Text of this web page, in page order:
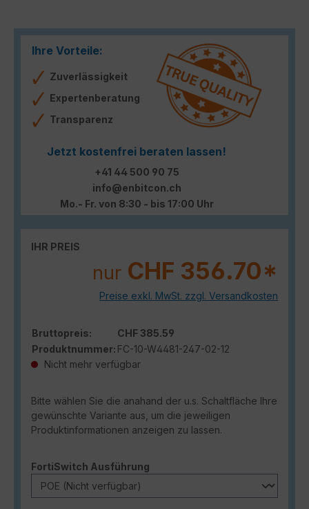
Ihre Vorteile:
Zuverlässigkeit
Expertenberatung
Transparenz
Jetzt kostenfrei beraten lassen!
+41 44 500 90 75
info@enbitcon.ch
Mo.- Fr. von 8:30 - bis 17:00 Uhr
IHR PREIS
nur CHF 356.70*
Preise exkl. MwSt. zzgl. Versandkosten
Bruttopreis:
CHF 385.59
Produktnummer: FC-10-W4481-247-02-12
Nicht mehr verfügbar
Bitte wählen Sie die anahand der u.s. Schaltfläche Ihre
gewünschte Variante aus, um die jeweiligen
Produktinformationen anzeigen zu lassen.
FortiSwitch Ausführung